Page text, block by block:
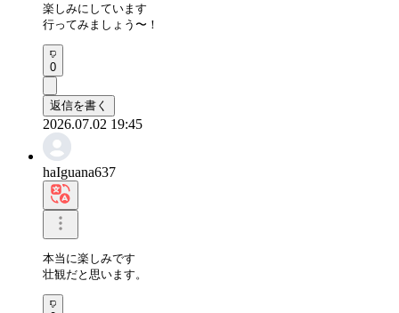
楽しみにしています
行ってみましょう〜！
0
返信を書く
2026.07.02 19:45
haIguana637
本当に楽しみです
壮観だと思います。